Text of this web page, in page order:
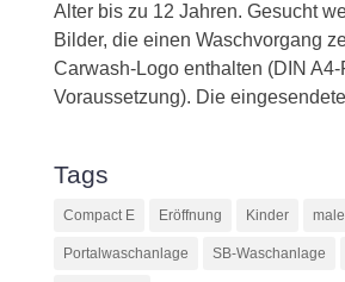
Alter bis zu 12 Jahren. Gesucht
Bilder, die einen Waschvorgang
Carwash-Logo enthalten (DIN A4-
Voraussetzung). Die
Tags
Compact E Eröffnung Kinder
Portalwaschanlage SB-Waschanlage